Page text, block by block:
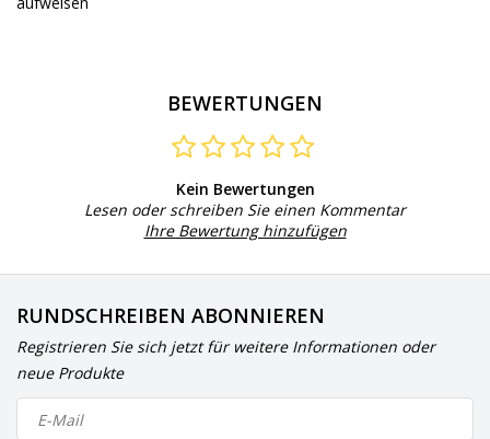
BEWERTUNGEN
Kein Bewertungen
Lesen oder schreiben Sie einen Kommentar
Ihre Bewertung hinzufügen
RUNDSCHREIBEN ABONNIEREN
Registrieren Sie sich jetzt für weitere Informationen oder
neue Produkte